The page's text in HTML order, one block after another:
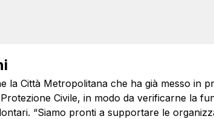
la Città Metropolitana che ha già messo in
Civile, in modo da verificarne la
“Siamo pronti a supportare le